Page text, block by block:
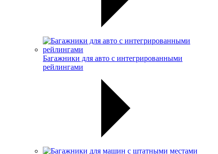
Багажники для авто с интегрированными
рейлингами